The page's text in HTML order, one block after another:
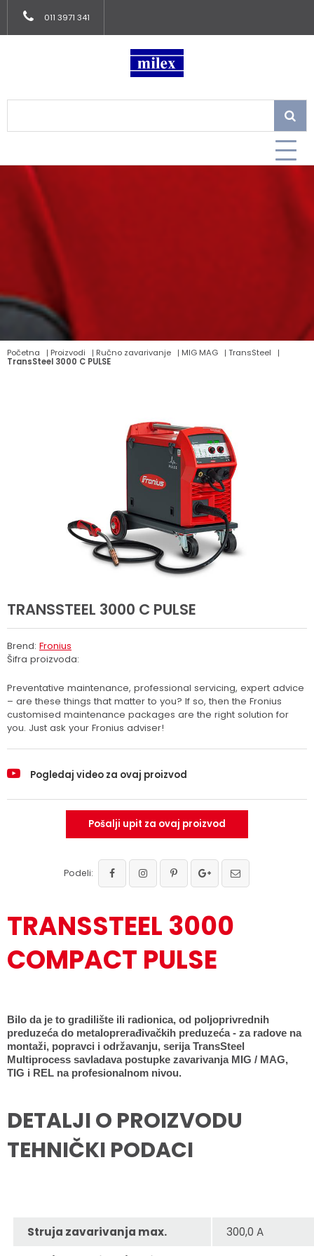
011 3971 341
Početna Proizvodi Ručno zavarivanje MIG MAG
TransSteel
TransSteel 3000 C PULSE
TRANSSTEEL 3000 C PULSE
Brend: Fronius
Šifra proizvoda:
Preventative maintenance, professional servicing, expert advice
– are these things that matter to you? If so, then the Fronius
customised maintenance packages are the right solution for
you. Just ask your Fronius adviser!
Pogledaj video za ovaj proizvod
Pošalji upit za ovaj proizvod
Podeli:
TRANSSTEEL 3000
COMPACT PULSE
Bilo da je to gradilište ili radionica, od poljoprivrednih
preduzeća do metaloprerađivačkih preduzeća - za radove na
montaži, popravci i održavanju, serija TransSteel
Multiprocess savladava postupke zavarivanja MIG / MAG,
TIG i REL na profesionalnom nivou.
DETALJI O PROIZVODU
TEHNIČKI PODACI
Struja zavarivanja max.
300,0 A